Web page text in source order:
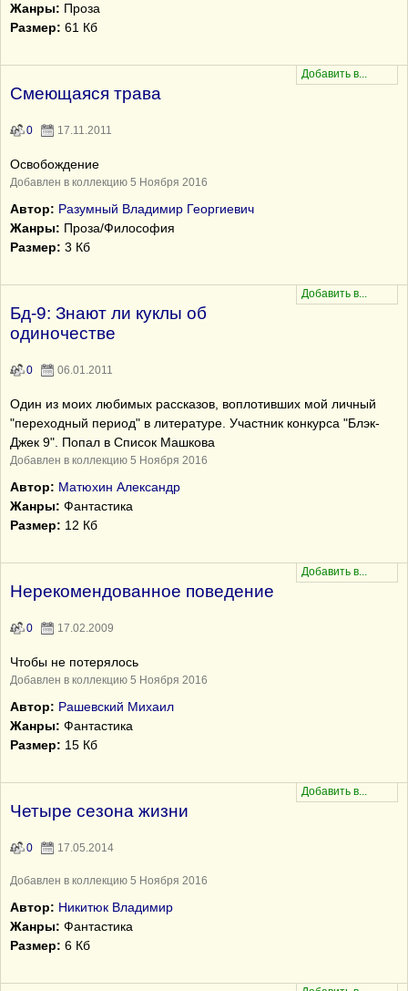
Жанры: Проза
Размер: 61 Кб
Смеющаяся трава
0 17.11.2011
Освобождение
Добавлен в коллекцию 5 Ноября 2016
Автор: Разумный Владимир Георгиевич
Жанры: Проза/Философия
Размер: 3 Кб
Бд-9: Знают ли куклы об
одиночестве
0 06.01.2011
Один из моих любимых рассказов, воплотивших мой личный
"переходный период" в литературе. Участник конкурса "Блэк-
Джек 9". Попал в Список Машкова
Добавлен в коллекцию 5 Ноября 2016
Автор: Матюхин Александр
Жанры: Фантастика
Размер: 12 Кб
Нерекомендованное поведение
0 17.02.2009
Чтобы не потерялось
Добавлен в коллекцию 5 Ноября 2016
Автор: Рашевский Михаил
Жанры: Фантастика
Размер: 15 Кб
Четыре сезона жизни
0 17.05.2014
Добавлен в коллекцию 5 Ноября 2016
Автор: Никитюк Владимир
Жанры: Фантастика
Размер: 6 Кб